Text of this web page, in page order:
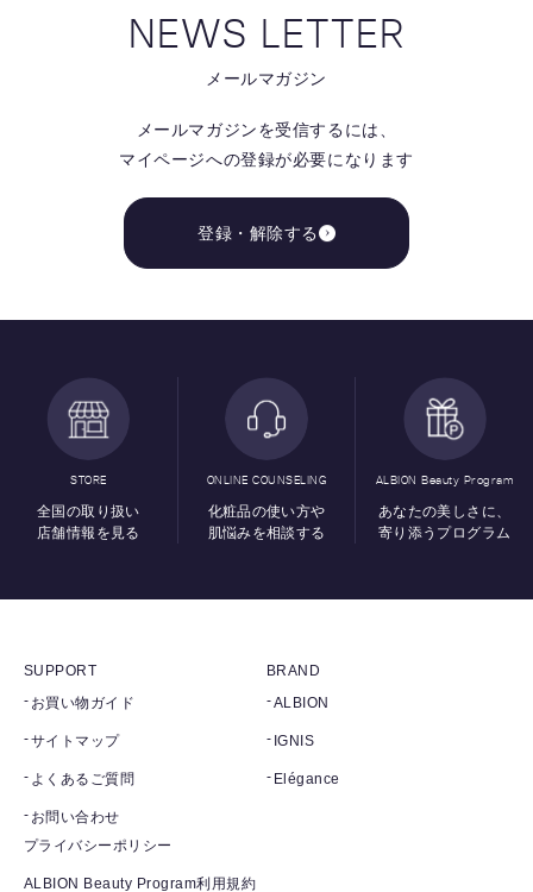
NEWS LETTER
メールマガジン
メールマガジンを受信するには、
マイページへの登録が必要になります
登録・解除する
STORE
全国の取り扱い
店舗情報を見る
ONLINE COUNSELING
化粧品の使い方や
肌悩みを相談する
ALBION Beauty Program
あなたの美しさに、
寄り添うプログラム
SUPPORT
お買い物ガイド
サイトマップ
よくあるご質問
お問い合わせ
BRAND
ALBION
IGNIS
Elégance
プライバシーポリシー
ALBION Beauty Program利用規約